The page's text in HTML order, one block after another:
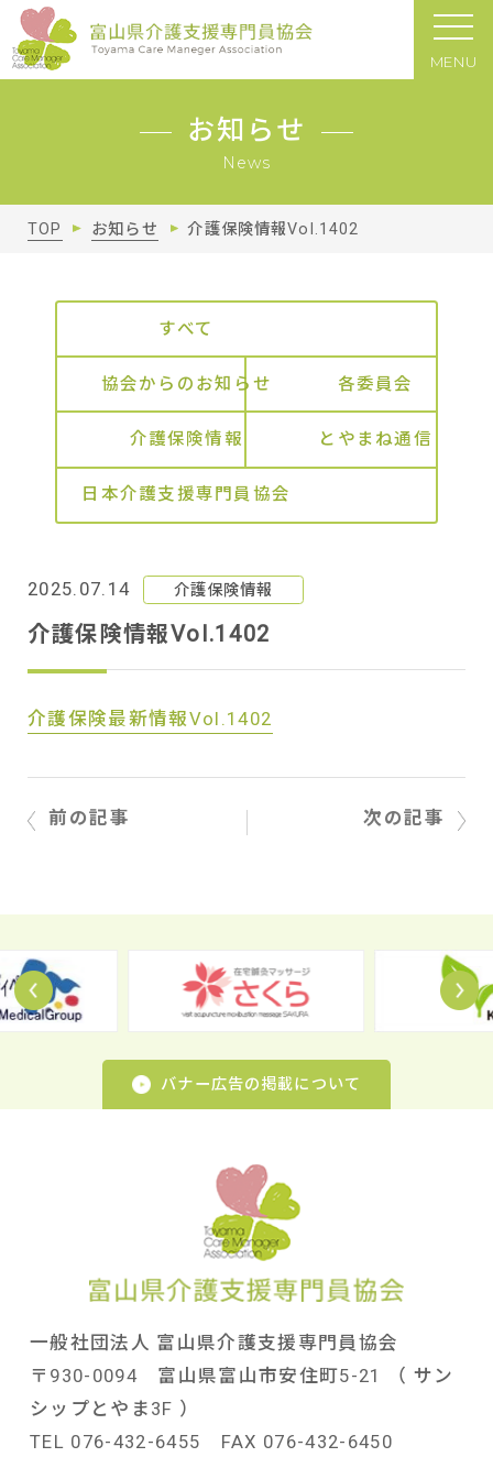
MENU
お知らせ
News
TOP お知らせ 介護保険情報Vol.1402
すべて
協会からのお知らせ 各委員会
介護保険情報 とやまね通信
日本介護支援専門員協会
2025.07.14 介護保険情報
介護保険情報Vol.1402
介護保険最新情報Vol.1402
前の記事 次の記事
Prev
バナー広告の掲載について
一般社団法人 富山県介護支援専門員協会
〒930-0094 富山県富山市安住町5-21 （ サン
シップとやま3F ）
TEL 076-432-6455 FAX 076-432-6450